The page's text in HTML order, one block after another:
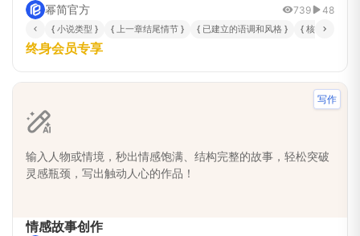
幂简官方 739 48
{ 小说类型 } { 上一章结尾情节 } { 已建立的语调和风格 } { 核心情节发
终身会员专享
输入人物或情境，秒出情感饱满、结构完整的故事，轻松突破
灵感瓶颈，写出触动人心的作品！
写作
情感故事创作